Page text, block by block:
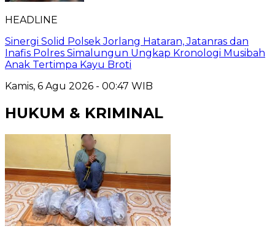
HEADLINE
Sinergi Solid Polsek Jorlang Hataran, Jatanras dan
Inafis Polres Simalungun Ungkap Kronologi Musibah
Anak Tertimpa Kayu Broti
Kamis, 6 Agu 2026 - 00:47 WIB
HUKUM & KRIMINAL